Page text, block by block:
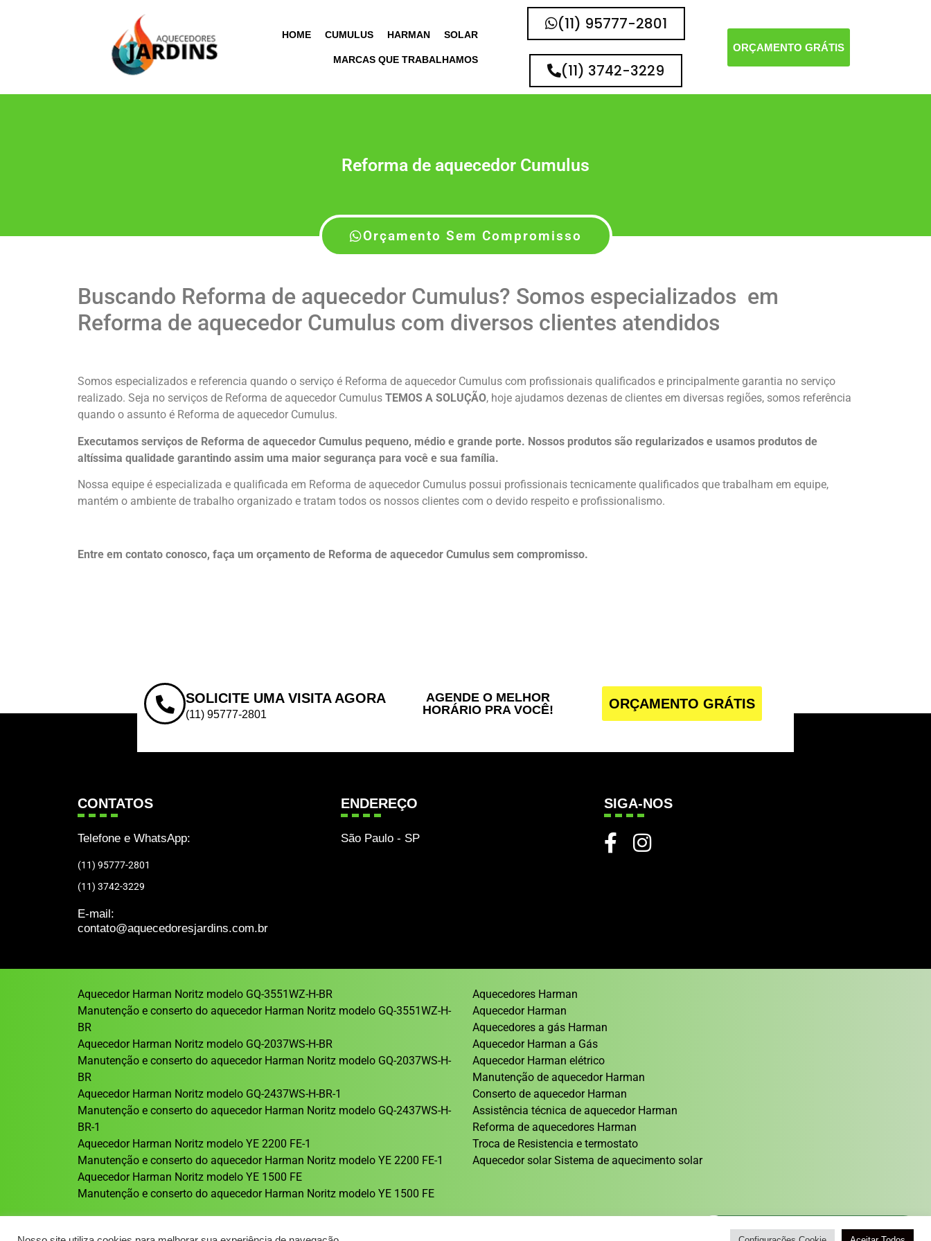
HOME CUMULUS HARMAN SOLAR
MARCAS QUE TRABALHAMOS
(11) 95777-2801
(11) 3742-3229
ORÇAMENTO GRÁTIS
Reforma de aquecedor Cumulus
Orçamento Sem Compromisso
Buscando Reforma de aquecedor Cumulus? Somos especializados em
Reforma de aquecedor Cumulus com diversos clientes atendidos
Somos especializados e referencia quando o serviço é Reforma de aquecedor Cumulus com profissionais qualificados e principalmente garantia no serviço
realizado. Seja no serviços de Reforma de aquecedor Cumulus TEMOS A SOLUÇÃO, hoje ajudamos dezenas de clientes em diversas regiões, somos referência
quando o assunto é Reforma de aquecedor Cumulus.
Executamos serviços de Reforma de aquecedor Cumulus pequeno, médio e grande porte. Nossos produtos são regularizados e usamos produtos de
altíssima qualidade garantindo assim uma maior segurança para você e sua família.
Nossa equipe é especializada e qualificada em Reforma de aquecedor Cumulus possui profissionais tecnicamente qualificados que trabalham em equipe,
mantém o ambiente de trabalho organizado e tratam todos os nossos clientes com o devido respeito e profissionalismo.
Entre em contato conosco, faça um orçamento de Reforma de aquecedor Cumulus sem compromisso.
SOLICITE UMA VISITA AGORA
(11) 95777-2801
AGENDE O MELHOR
HORÁRIO PRA VOCÊ!
ORÇAMENTO GRÁTIS
CONTATOS
Telefone e WhatsApp:
(11) 95777-2801
(11) 3742-3229
E-mail:
contato@aquecedoresjardins.com.br
ENDEREÇO
São Paulo - SP
SIGA-NOS
Aquecedor Harman Noritz modelo GQ-3551WZ-H-BR
Manutenção e conserto do aquecedor Harman Noritz modelo GQ-3551WZ-H-
BR
Aquecedor Harman Noritz modelo GQ-2037WS-H-BR
Manutenção e conserto do aquecedor Harman Noritz modelo GQ-2037WS-H-
BR
Aquecedor Harman Noritz modelo GQ-2437WS-H-BR-1
Manutenção e conserto do aquecedor Harman Noritz modelo GQ-2437WS-H-
BR-1
Aquecedor Harman Noritz modelo YE 2200 FE-1
Manutenção e conserto do aquecedor Harman Noritz modelo YE 2200 FE-1
Aquecedor Harman Noritz modelo YE 1500 FE
Manutenção e conserto do aquecedor Harman Noritz modelo YE 1500 FE
Aquecedores Harman
Aquecedor Harman
Aquecedores a gás Harman
Aquecedor Harman a Gás
Aquecedor Harman elétrico
Manutenção de aquecedor Harman
Conserto de aquecedor Harman
Assistência técnica de aquecedor Harman
Reforma de aquecedores Harman
Troca de Resistencia e termostato
Aquecedor solar Sistema de aquecimento solar
Atendimento / Orçamento Via WhatsApp